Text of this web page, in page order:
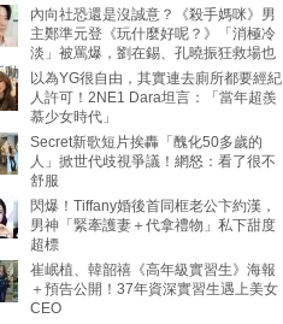
內向社恐還是沒誠意？《殺手媽咪》男
主鄭準元登《玩什麼好呢？》「消極冷
淡」被罵爆，劉在錫、孔曉振狂救場也
動
以為YG很自由，其實連去廁所都要經紀
人許可！2NE1 Dara坦言：「當年超羨
慕少女時代」
Secret新歌短片挨轟「醜化50多歲的
人」掀世代歧視爭議！網怒：看了很不
舒服
閃爆！Tiffany婚後首同框老公卞約漢，
男神「緊牽護妻＋代拿禮物」私下甜度
超標
崔岷植、韓韶禧《高年級實習生》海報
＋預告公開！37年資深實習生遇上美女
CEO